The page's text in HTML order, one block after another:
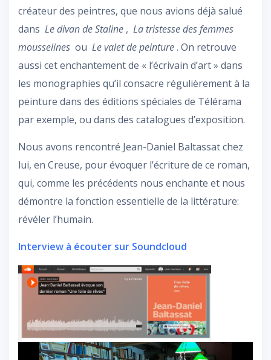
créateur des peintres, que nous avions déjà salué
dans Le divan de Staline , La tristesse des femmes
mousselines ou Le valet de peinture. On retrouve
aussi cet enchantement de « l’écrivain d’art » dans
les monographies qu’il consacre régulièrement à la
peinture dans des éditions spéciales de Télérama
par exemple, ou dans des catalogues d’exposition.
Nous avons rencontré Jean-Daniel Baltassat chez
lui, en Creuse, pour évoquer l’écriture de ce roman,
qui, comme les précédents nous enchante et nous
démontre la fonction essentielle de la littérature:
révéler l’humain.
Interview à écouter sur Soundcloud